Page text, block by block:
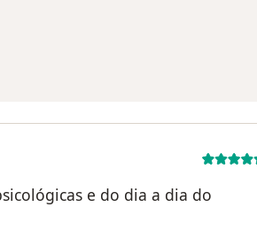
e do dia a dia do